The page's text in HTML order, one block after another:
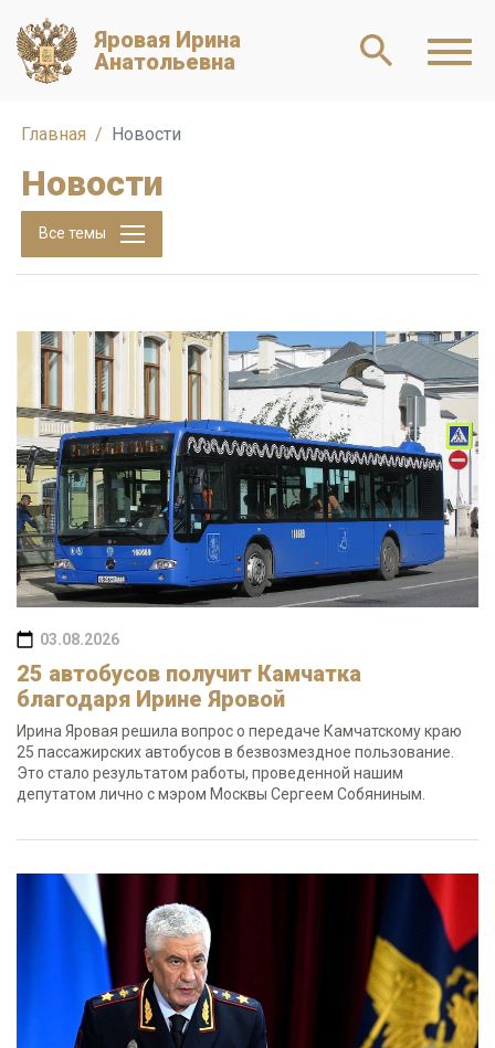
Яровая Ирина
Анатольевна
Главная Новости
Новости
Все темы
03.08.2026
25 автобусов получит Камчатка
благодаря Ирине Яровой
Ирина Яровая решила вопрос о передаче Камчатскому краю
25 пассажирских автобусов в безвозмездное пользование.
Это стало результатом работы, проведенной нашим
депутатом лично с мэром Москвы Сергеем Собяниным.